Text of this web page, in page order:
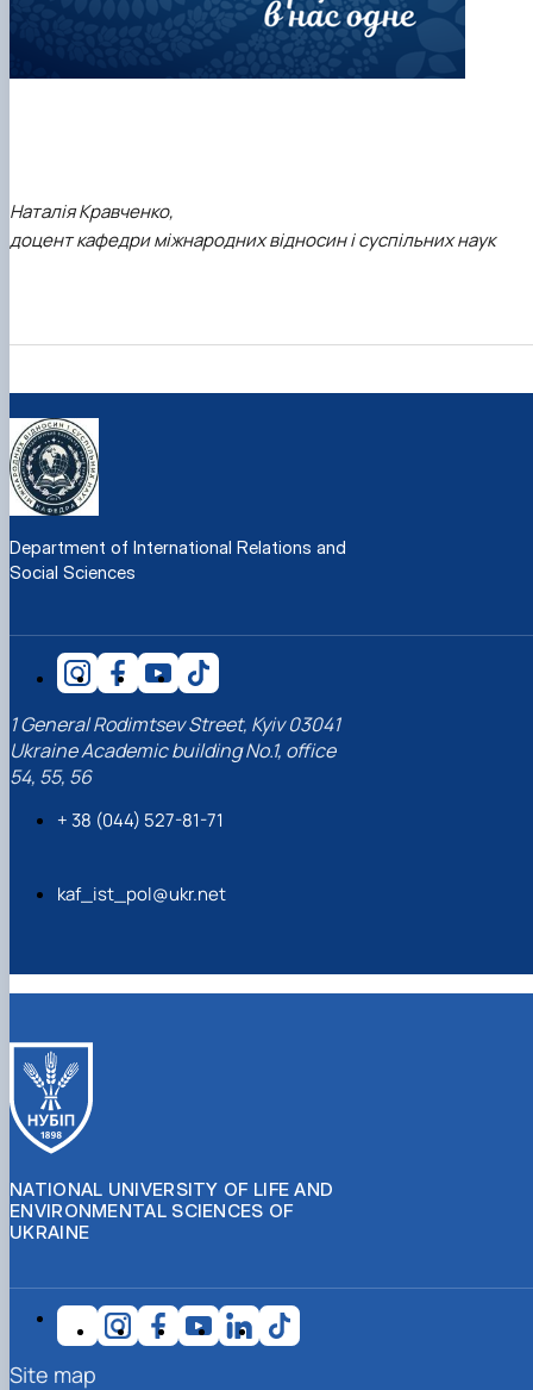
Наталія Кравченко,
доцент кафедри міжнародних відносин і суспільних наук
Department of International Relations and
Social Sciences
1 General Rodimtsev Street, Kyiv 03041
Ukraine Academic building No.1, office
54, 55, 56
+ 38 (044) 527-81-71
kaf_ist_pol@ukr.net
NATIONAL UNIVERSITY OF LIFE AND
ENVIRONMENTAL SCIENCES OF
UKRAINE
Site map